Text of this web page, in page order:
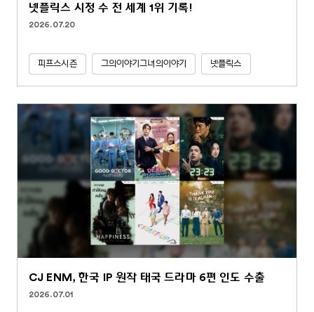
넷플릭스 시청 수 전 세계 1위 기록!
2026.07.20
피프스시즌 그의이야기그녀의이야기 넷플릭스
CJ ENM, 한국 IP 원작 태국 드라마 6편 인도 수출
2026.07.01